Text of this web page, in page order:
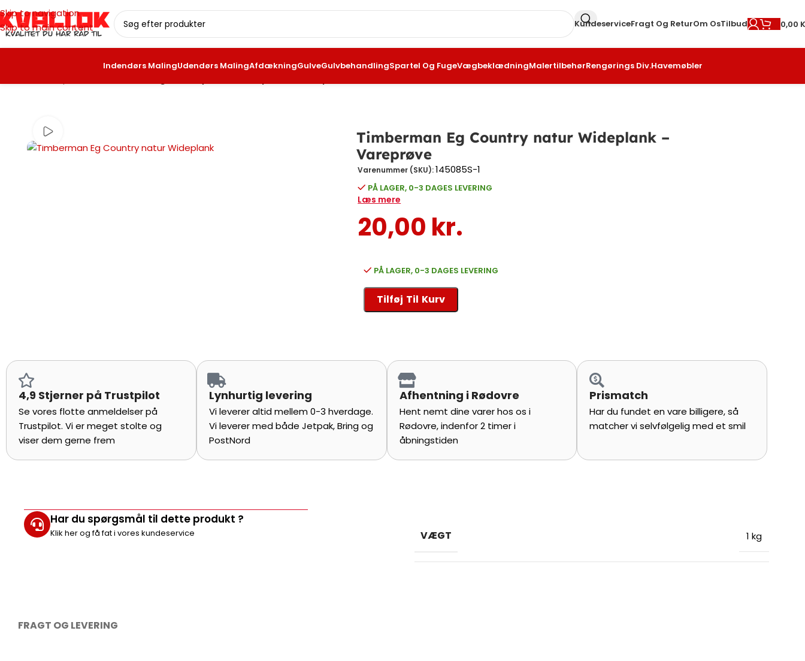
Skip to navigation
Skip to main content
KundeserviceFragt Og ReturOm OsTilbud 0,00
Indendørs MalingUdendørs MalingAfdækningGulveGulvbehandlingSpartel Og FugeVægbeklædningMalertilbehørRengørings Div.Havemøbler
Timberman Eg Country natur Wideplank –
Vareprøve
Varenummer (SKU):145085S-1
PÅ LAGER, 0-3 DAGES LEVERING
Læs mere
20,00 kr.
PÅ LAGER, 0-3 DAGES LEVERING
Tilføj Til Kurv
4,9 Stjerner på Trustpilot
Se vores flotte anmeldelser på
Trustpilot. Vi er meget stolte og
viser dem gerne frem
Lynhurtig levering
Vi leverer altid mellem 0-3 hverdage.
Vi leverer med både Jetpak, Bring og
PostNord
Afhentning i Rødovre
Hent nemt dine varer hos os i
Rødovre, indenfor 2 timer i
åbningstiden
Prismatch
Har du fundet en vare billigere, så
matcher vi selvfølgelig med et smil
Har du spørgsmål til dette produkt ?
Klik her og få fat i vores kundeservice VÆGT 1 kg
FRAGT OG LEVERING